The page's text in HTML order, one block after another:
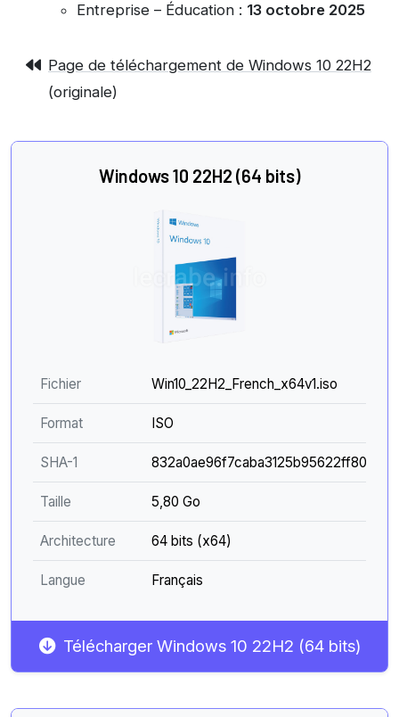
Entreprise – Éducation : 13 octobre 2025
Page de téléchargement de Windows 10 22H2
(originale)
Windows 10 22H2 (64 bits)
Fichier Win10_22H2_French_x64v1.iso
Format ISO
SHA-1
Taille 5,80 Go
Architecture 64 bits (x64)
Langue Français
Télécharger Windows 10 22H2 (64 bits)